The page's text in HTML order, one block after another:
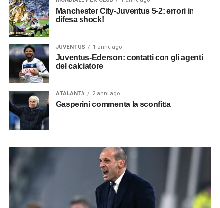
Manchester City-Juventus 5-2: errori in
difesa shock!
JUVENTUS 1 anno ago
Juventus-Ederson: contatti con gli agenti
del calciatore
ATALANTA 2 anni ago
Gasperini commenta la sconfitta